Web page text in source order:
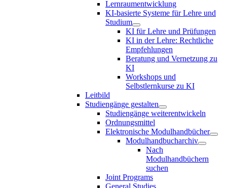
Lernraumentwicklung
KI-basierte Systeme für Lehre und
Studium
KI für Lehre und Prüfungen
KI in der Lehre: Rechtliche
Empfehlungen
Beratung und Vernetzung zu
KI
Workshops und
Selbstlernkurse zu KI
Leitbild
Studiengänge gestalten
Studiengänge weiterentwickeln
Ordnungsmittel
Elektronische Modulhandbücher
Modulhandbucharchiv
Nach
Modulhandbüchern
suchen
Joint Programs
General Studies